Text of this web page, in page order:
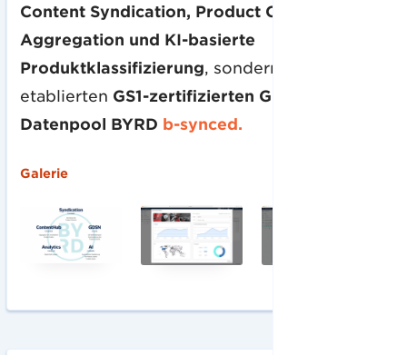
Content Syndication, Product Content
Aggregation und KI-basierte
Produktklassifizierung , sondern auch den
etablierten GS1-zertifizierten GDSN-
Datenpool BYRD b-synced.
Galerie